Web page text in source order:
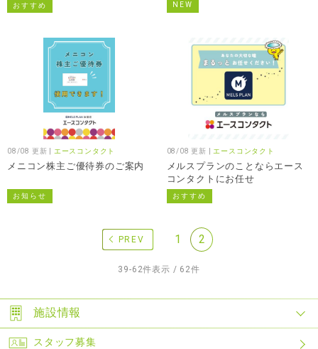
おすすめ NEW
08/08 更新 | エースコンタクト
メニコン株主ご優待券のご案内
お知らせ
08/08 更新 | エースコンタクト
メルスプランのことならエース
コンタクトにお任せ
おすすめ
PREV 1 2
39-62件表示 / 62件
施設情報
スタッフ募集